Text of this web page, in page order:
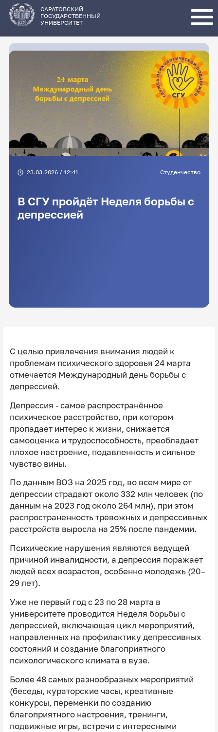
основному
содержанию
САРАТОВСКИЙ
ГОСУДАРСТВЕННЫЙ
УНИВЕРСИТЕТ
23.03.2026 / 12:41 Студенчество
В СГУ пройдёт Неделя борьбы с
депрессией
С целью привлечения внимания людей к
проблемам психического здоровья 24 марта
отмечается Международный день борьбы с
депрессией.
Депрессия - самое распространённое
психическое расстройство, при котором
пропадает интерес к жизни, снижается
самооценка и трудоспособность, преобладает
плохое настроение, подавленность и сильное
чувство вины.
По данным ВОЗ на 2025 год, во всем мире от
депрессии страдают около 332 млн человек (по
данным на 2023 год около 264 млн), при этом
распространенность тревожных и депрессивных
расстройств выросла на 25% после пандемии.
Психические нарушения являются ведущей
причиной инвалидности, а депрессия поражает
людей всех возрастов, особенно молодежь (20–
29 лет).
Уже не первый год с 23 по 28 марта в
университете проводится Неделя борьбы с
депрессией, включающая цикл мероприятий,
направленных на профилактику депрессивных
состояний и создание благоприятного
психологического климата в вузе.
Более 48 самых разнообразных мероприятий
(беседы, кураторские часы, креативные
конкурсы, переменки по созданию
благоприятного настроения, тренинги,
подвижные игры, встречи с интересными